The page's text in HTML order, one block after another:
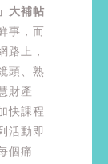
大補帖
事，而
路上，
頭、熟
財產
快課程
活動即
個痛